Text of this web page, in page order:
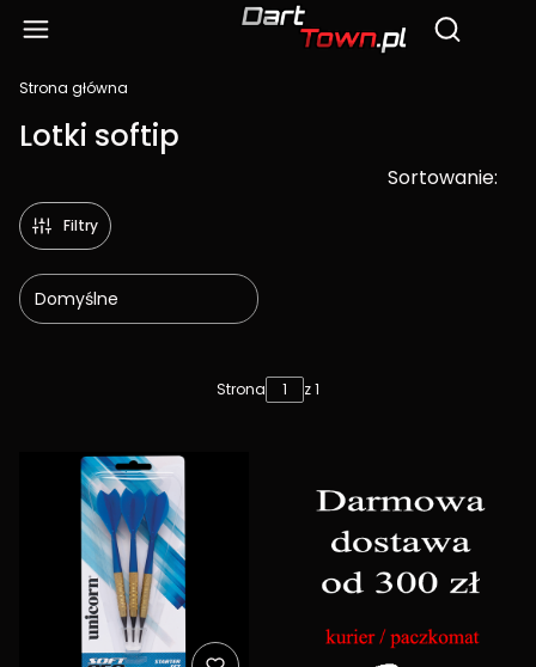
Otwórz
Strona główna
Lotki softip
Sortowanie:
Filtry
Domyślne
Strona z 1